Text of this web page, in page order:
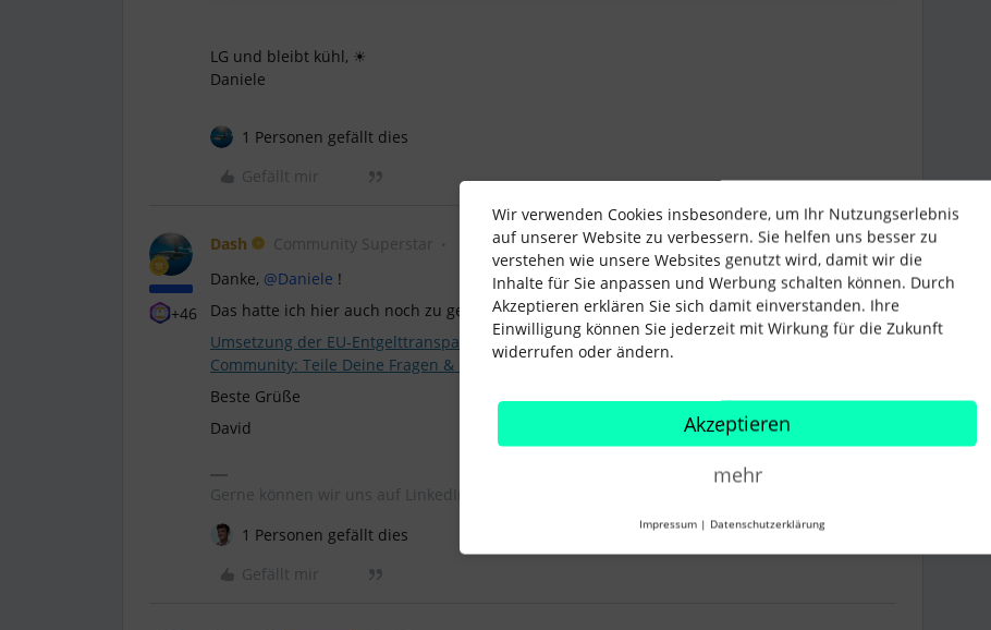
LG und bleibt kühl, ☀
Daniele
1 Personen gefällt dies
Gefällt mir
+46
Dash Community Superstar Forum|Forum|1 month ago
Danke, ​ @Daniele !
Das hatte ich hier auch noch zu gefunden:
Umsetzung der EU-Entgelttransparenzrichtlinie mit Unterstützung von Personio | Personio
Community: Teile Deine Fragen & Ideen!
Beste Grüße
David
Gerne können wir uns auf LinkedIn vernetzten: https://www.linkedin.com/in/hmk-personal-ds
1 Personen gefällt dies
Gefällt mir
Wir verwenden Cookies insbesondere, um Ihr Nutzungserlebnis
auf unserer Website zu verbessern. Sie helfen uns besser zu
verstehen wie unsere Websites genutzt wird, damit wir die
Inhalte für Sie anpassen und Werbung schalten können. Durch
Akzeptieren erklären Sie sich damit einverstanden. Ihre
Einwilligung können Sie jederzeit mit Wirkung für die Zukunft
widerrufen oder ändern.
Akzeptieren
mehr
Impressum | Datenschutzerklärung